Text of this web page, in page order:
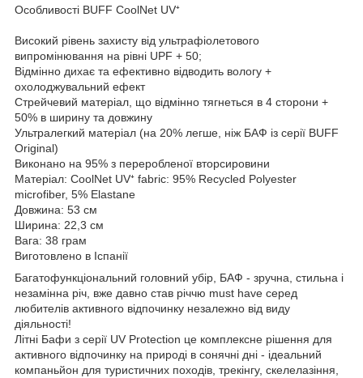
Особливості BUFF CoolNet UV⁺
Високий рівень захисту від ультрафіолетового
випромінювання на рівні UPF + 50;
Відмінно дихає та ефективно відводить вологу +
охолоджувальний ефект
Стрейчевий матеріал, що відмінно тягнеться в 4 сторони +
50% в ширину та довжину
Ультралегкий матеріал (на 20% легше, ніж БАФ із серії BUFF
Original)
Виконано на 95% з переробленої вторсировини
Матеріал: CoolNet UV⁺ fabric: 95% Recycled Polyester
microfiber, 5% Elastane
Довжина: 53 см
Ширина: 22,3 см
Вага: 38 грам
Виготовлено в Іспанії
Багатофункціональний головний убір, БАФ - зручна, стильна і
незамінна річ, вже давно став річчю must have серед
любителів активного відпочинку незалежно від виду
діяльності!
Літні Бафи з серії UV Protection це комплексне рішення для
активного відпочинку на природі в сонячні дні - ідеальний
компаньйон для туристичних походів, трекінгу, скелелазіння,